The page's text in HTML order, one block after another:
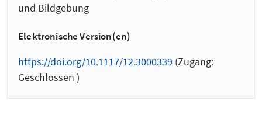
und Bildgebung
Elektronische Version(en)
https://doi.org/10.1117/12.3000339 (Zugang:
Geschlossen )